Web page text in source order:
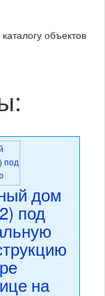
объектов
дом
под
на